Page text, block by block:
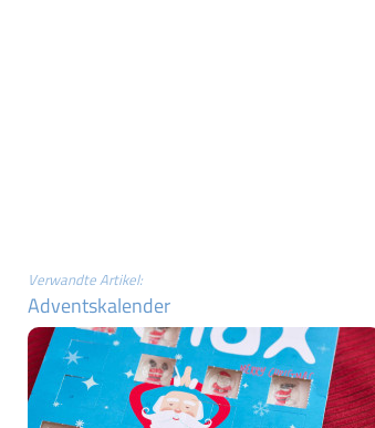
Verwandte Artikel:
Adventskalender